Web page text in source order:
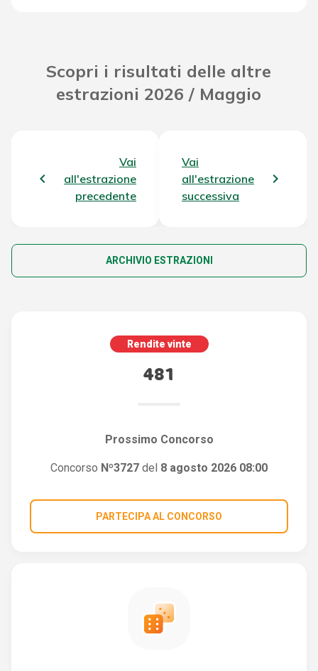
Scopri i risultati delle altre
estrazioni 2026 / Maggio
Vai
all'estrazione
precedente
Vai
all'estrazione
successiva
ARCHIVIO ESTRAZIONI
Rendite vinte
481
Prossimo Concorso
Concorso Nº3727 del 8 agosto 2026 08:00
PARTECIPA AL CONCORSO